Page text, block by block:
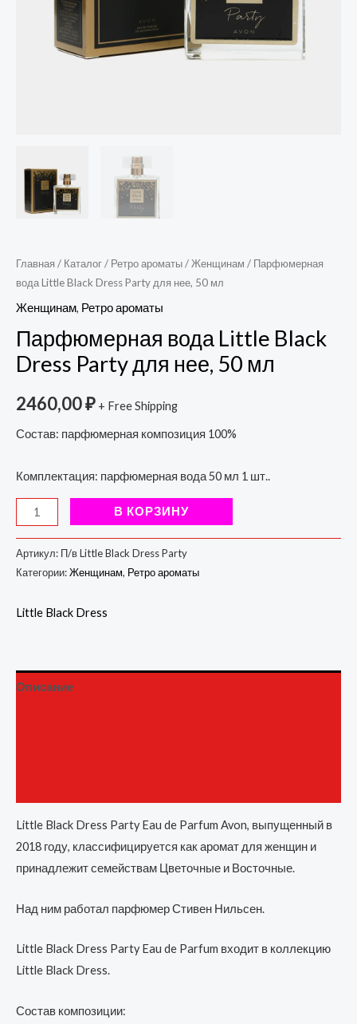
Главная / Каталог/ Ретро ароматы/Женщинам / Парфюмерная
вода Little Black Dress Party для нее, 50 мл
Женщинам, Ретро ароматы
Парфюмерная вода Little Black
Dress Party для нее, 50 мл
2460,00₽ + Free Shipping
Состав: парфюмерная композиция 100%
Комплектация: парфюмерная вода 50 мл 1 шт..
В КОРЗИНУ
Артикул: П/в Little Black Dress Party
Категории:Женщинам, Ретро ароматы
Little Black Dress
Описание
Little Black Dress Party Eau de Parfum Avon, выпущенный в
2018 году, классифицируется как аромат для женщин и
принадлежит семействам Цветочные и Восточные.
Над ним работал парфюмер Стивен Нильсен.
Little Black Dress Party Eau de Parfum входит в коллекцию
Little Black Dress.
Состав композиции: